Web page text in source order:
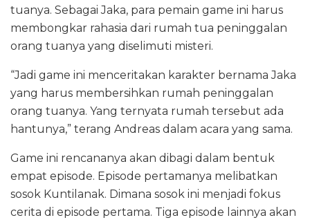
tuanya. Sebagai Jaka, para pemain game ini harus
membongkar rahasia dari rumah tua peninggalan
orang tuanya yang diselimuti misteri.
“Jadi game ini menceritakan karakter bernama Jaka
yang harus membersihkan rumah peninggalan
orang tuanya. Yang ternyata rumah tersebut ada
hantunya,” terang Andreas dalam acara yang sama.
Game ini rencananya akan dibagi dalam bentuk
empat episode. Episode pertamanya melibatkan
sosok Kuntilanak. Dimana sosok ini menjadi fokus
cerita di episode pertama. Tiga episode lainnya akan